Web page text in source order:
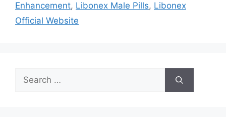
Enhancement, Libonex Male Pills, Libonex
Official Website
Search
for: